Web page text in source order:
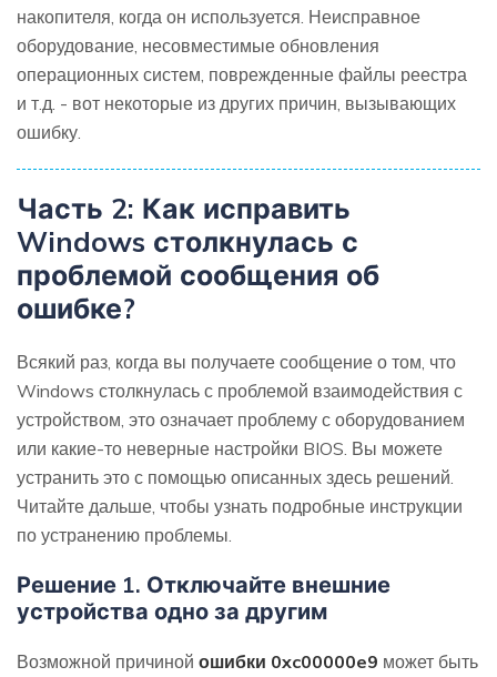
накопителя, когда он используется. Неисправное
оборудование, несовместимые обновления
операционных систем, поврежденные файлы реестра
и т.д. - вот некоторые из других причин, вызывающих
ошибку.
Часть 2: Как исправить
Windows столкнулась с
проблемой сообщения об
ошибке?
Всякий раз, когда вы получаете сообщение о том, что
Windows столкнулась с проблемой взаимодействия с
устройством, это означает проблему с оборудованием
или какие-то неверные настройки BIOS. Вы можете
устранить это с помощью описанных здесь решений.
Читайте дальше, чтобы узнать подробные инструкции
по устранению проблемы.
Решение 1. Отключайте внешние
устройства одно за другим
Возможной причиной ошибки 0xc00000e9 может быть